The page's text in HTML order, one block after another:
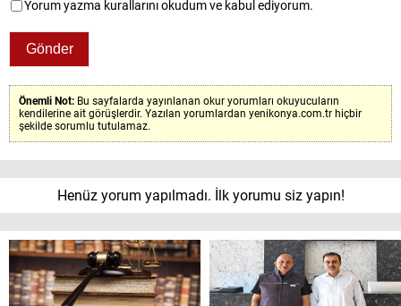
Yorum yazma kurallarını okudum ve kabul ediyorum.
Önemli Not: Bu sayfalarda yayınlanan okur yorumları okuyucuların
kendilerine ait görüşlerdir. Yazılan yorumlardan yenikonya.com.tr hiçbir
şekilde sorumlu tutulamaz.
Henüz yorum yapılmadı. İlk yorumu siz yapın!